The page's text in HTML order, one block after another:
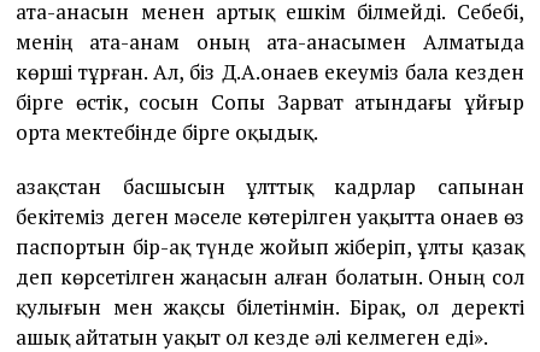
ата-анасын менен артық ешкім білмейді. Себебі,
менің ата-анам оның ата-анасымен Алматыда
көрші тұрған. Ал, біз Д.А.Қонаев екеуміз бала кезден
бірге өстік, сосын Сопы Зарват атындағы ұйғыр
орта мектебінде бірге оқыдық.
Қазақстан басшысын ұлттық кадрлар сапынан
бекітеміз деген мәселе көтерілген уақытта Қонаев өз
паспортын бір-ақ түнде жойып жіберіп, ұлты қазақ
деп көрсетілген жаңасын алған болатын. Оның сол
қулығын мен жақсы білетінмін. Бірақ, ол деректі
ашық айтатын уақыт ол кезде әлі келмеген еді».